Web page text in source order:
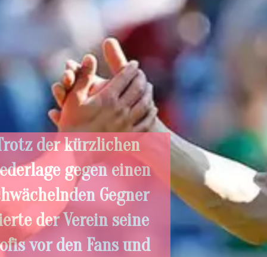
Trotz der kürzlichen
Niederlage gegen einen
schwächelnden Gegner
feierte der Verein seine
Profis vor den Fans und